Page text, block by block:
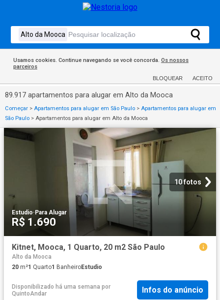
Usamos cookies. Continue navegando se você concorda. Os nossos
parceiros
BLOQUEAR ACEITO
89.917 apartamentos para alugar em Alto da Mooca
Começar > Apartamentos para alugar em São Paulo > Apartamentos para alugar em
São Paulo > Apartamentos para alugar em Alto da Mooca
10 fotos
Estudio· Para Alugar
R$ 1.690
Kitnet, Mooca, 1 Quarto, 20 m2 São Paulo
Alto da Mooca
20 m²1 Quarto1 BanheiroEstudio
Disponibilizado há uma semana por
QuintoAndar
Infos do anúncio